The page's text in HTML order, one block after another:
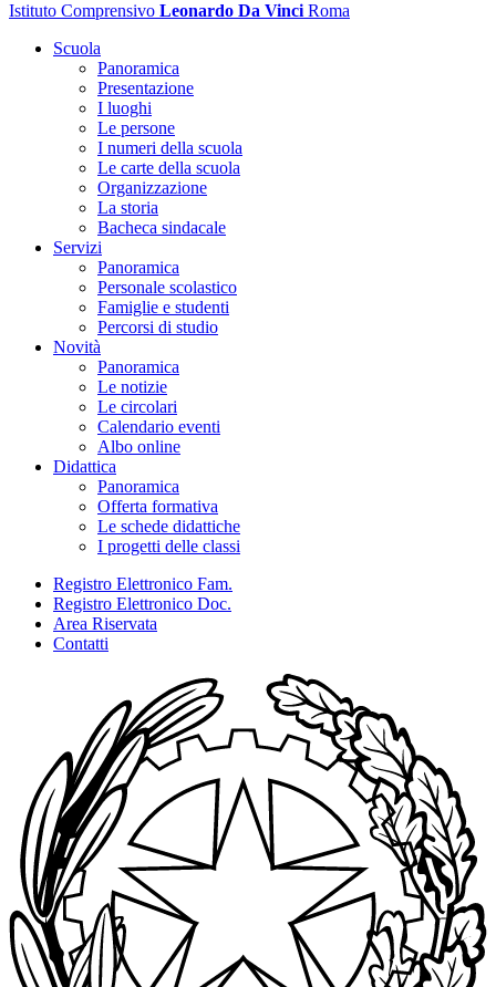
Istituto Comprensivo Leonardo Da Vinci Roma
Scuola
Panoramica
Presentazione
I luoghi
Le persone
I numeri della scuola
Le carte della scuola
Organizzazione
La storia
Bacheca sindacale
Servizi
Panoramica
Personale scolastico
Famiglie e studenti
Percorsi di studio
Novità
Panoramica
Le notizie
Le circolari
Calendario eventi
Albo online
Didattica
Panoramica
Offerta formativa
Le schede didattiche
I progetti delle classi
Registro Elettronico Fam.
Registro Elettronico Doc.
Area Riservata
Contatti